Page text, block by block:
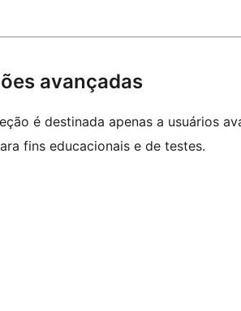
avançadas
é destinada apenas a usuários
fins educacionais e de testes.